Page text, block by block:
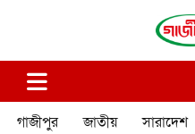
গাজীপুর কণ্ঠ
গাজীপুর জাতীয় সারাদেশ